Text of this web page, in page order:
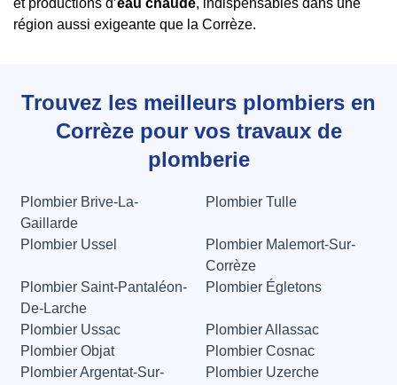
et productions d’eau chaude, indispensables dans une
région aussi exigeante que la Corrèze.
Trouvez les meilleurs plombiers en
Corrèze pour vos travaux de
plomberie
Plombier Brive-La-
Gaillarde
Plombier Tulle
Plombier Ussel
Plombier Malemort-Sur-
Corrèze
Plombier Saint-Pantaléon-
De-Larche
Plombier Égletons
Plombier Ussac
Plombier Allassac
Plombier Objat
Plombier Cosnac
Plombier Argentat-Sur-
Plombier Uzerche